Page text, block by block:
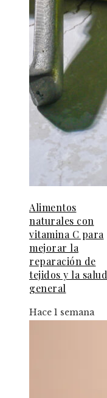
Alimentos
naturales con
vitamina C para
mejorar la
reparación de
tejidos y la salud
general
Hace 1 semana